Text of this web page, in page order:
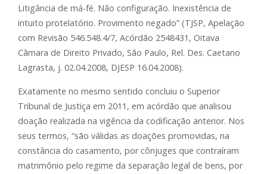
Litigância de má-fé. Não configuração. Inexistência de
intuito protelatório. Provimento negado” (TJSP, Apelação
com Revisão 546.548.4/7, Acórdão 2548431, Oitava
Câmara de Direito Privado, São Paulo, Rel. Des. Caetano
Lagrasta, j. 02.04.2008, DJESP 16.04.2008).
Exatamente no mesmo sentido concluiu o Superior
Tribunal de Justiça em 2011, em acórdão que analisou
doação realizada na vigência da codificação anterior. Nos
seus termos, “são válidas as doações promovidas, na
constância do casamento, por cônjuges que contraíram
matrimônio pelo regime da separação legal de bens, por